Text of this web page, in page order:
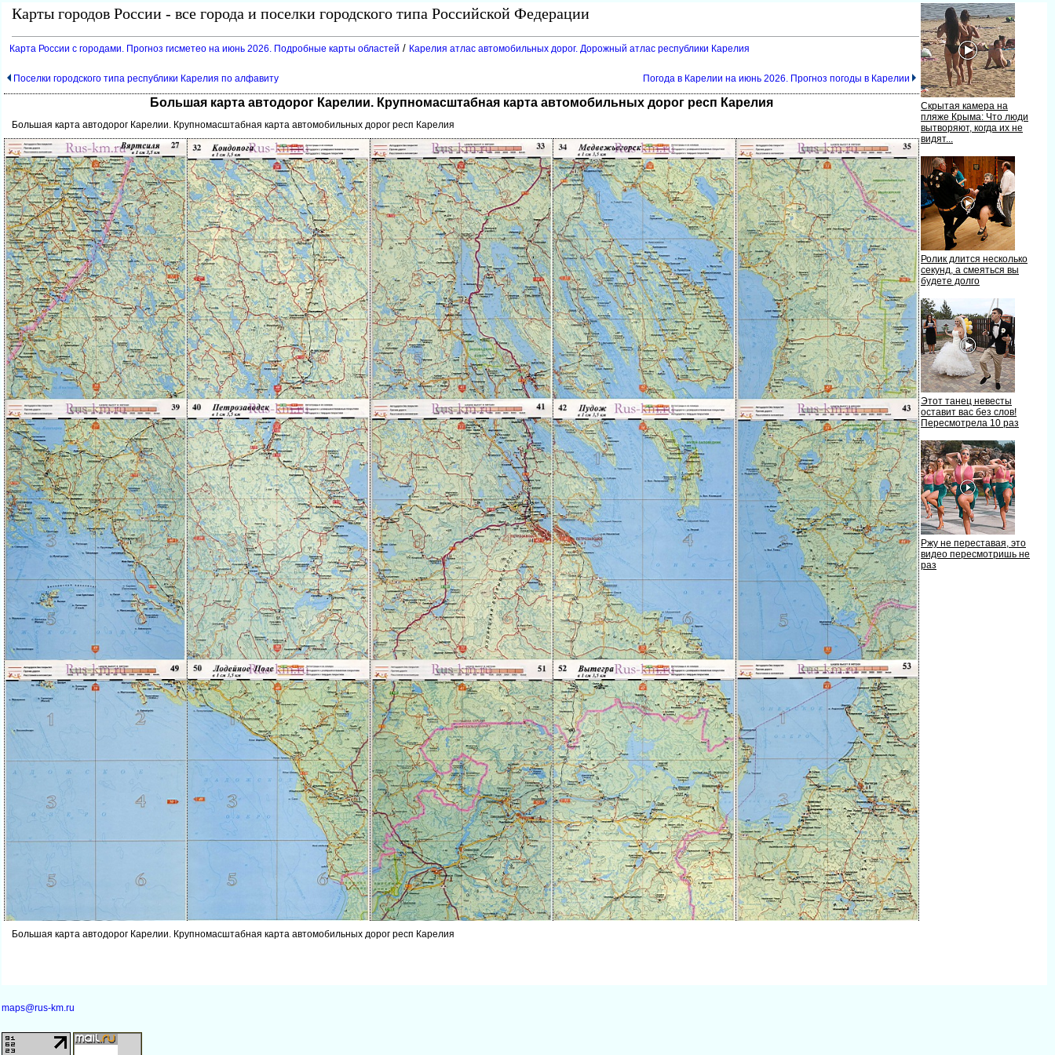
Скрытая камера на
пляже Крыма: Что люди
ытворяют, когда их не
идят...
Ролик длится несколько
секунд, а смеяться вы
удете долго
Этот танец невесты
оставит вас без слов!
Пересмотрела 10 раз
Ржу не переставая, это
идео пересмотришь не
раз
Карты городов России - все города и поселки городского типа Российской Федерации
Карта России с городами. Прогноз гисметео на июнь 2026. Подробные карты областей / Карелия атлас автомобильных дорог. Дорожный атлас республики Карелия
Поселки городского типа республики Карелия по алфавиту Погода в Карелии на июнь 2026. Прогноз погоды в Карелии
Большая карта автодорог Карелии. Крупномасштабная карта автомобильных дорог респ Карелия
Большая карта автодорог Карелии. Крупномасштабная карта автомобильных дорог респ Карелия
Большая карта автодорог Карелии. Крупномасштабная карта автомобильных дорог респ Карелия
maps@rus-km.ru